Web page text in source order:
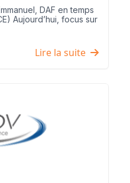
DAF en temps
Aujourd’hui, focus sur
Lire la suite